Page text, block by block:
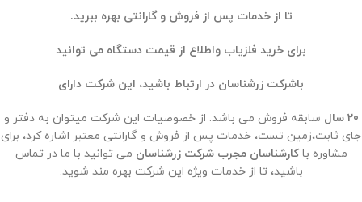
تا از خدمات پس از فروش و گارانتی بهره ببرید.
برای خرید فلزیاب واطلاع از قیمت دستگاه می توانید
باشرکت زرشناسان در ارتباط باشید، این شرکت دارای
20 سال
سابقه فروش می باشد. از خصوصیات این شرکت میتوان به دفتر و
جای ثابت،زمین تست، خدمات پس از فروش و گارانتی معتبر اشاره کرد، برای
مشاوره باکارشناسان مجرب شرکت زرشناسان می توانید با ما در تماس
باشید، تا از خدمات ویژه این شرکت بهره مند شوید.